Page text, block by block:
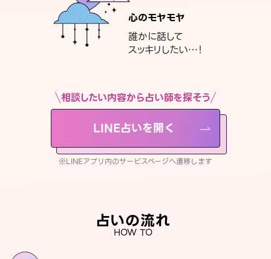
心のモヤモヤ
誰かに話して
スッキリしたい…！
相談したい内容から占い師を探そう
LINE占いを開く
※LINEアプリ内のサービスページへ遷移します
占いの流れ
HOW TO